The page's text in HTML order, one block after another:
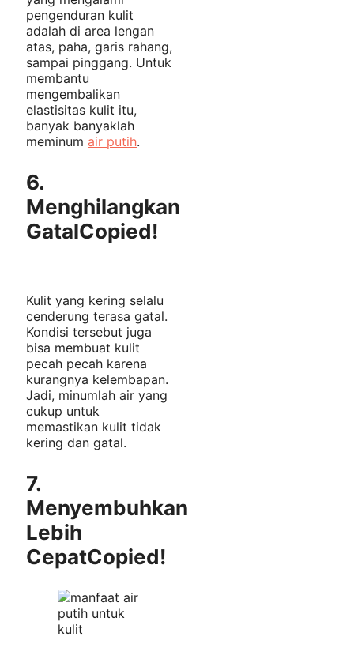
pengenduran kulit
adalah di area lengan
atas, paha, garis rahang,
sampai pinggang. Untuk
membantu
mengembalikan
elastisitas kulit itu,
banyak banyaklah
meminum air putih.
6.
Menghilangkan
GatalCopied!
Kulit yang kering selalu
cenderung terasa gatal.
Kondisi tersebut juga
bisa membuat kulit
pecah pecah karena
kurangnya kelembapan.
Jadi, minumlah air yang
cukup untuk
memastikan kulit tidak
kering dan gatal.
7.
Menyembuhkan
Lebih
CepatCopied!